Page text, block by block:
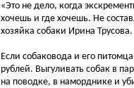
«Это не дело, когда
хочешь и где хочешь. Не
хозяйка собаки Ирина Трусова.
Если собаковода и его
рублей. Выгуливать собак в
на поводке, в наморднике и